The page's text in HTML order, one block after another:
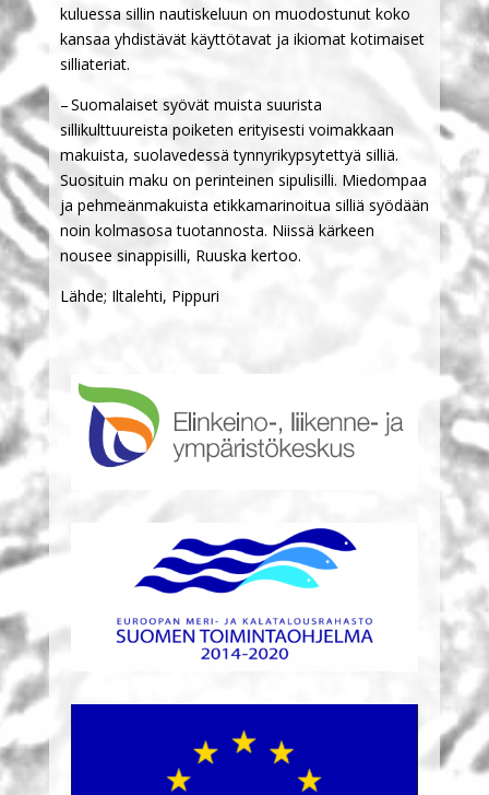
kuluessa sillin nautiskeluun on muodostunut koko
kansaa yhdistävät käyttötavat ja ikiomat kotimaiset
silliateriat.
– Suomalaiset syövät muista suurista
sillikulttuureista poiketen erityisesti voimakkaan
makuista, suolavedessä tynnyrikypsytettyä silliä.
Suosituin maku on perinteinen sipulisilli. Miedompaa
ja pehmeänmakuista etikkamarinoitua silliä syödään
noin kolmasosa tuotannosta. Niissä kärkeen
nousee sinappisilli, Ruuska kertoo.
Lähde; Iltalehti, Pippuri